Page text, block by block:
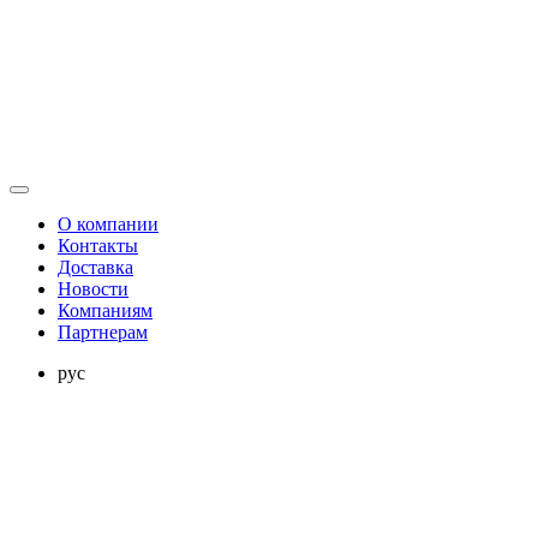
О компании
Контакты
Доставка
Новости
Компаниям
Партнерам
рус